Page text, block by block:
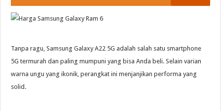
Tanpa ragu, Samsung Galaxy A22 5G adalah salah satu smartphone
5G termurah dan paling mumpuni yang bisa Anda beli. Selain varian
warna ungu yang ikonik, perangkat ini menjanjikan performa yang
solid.